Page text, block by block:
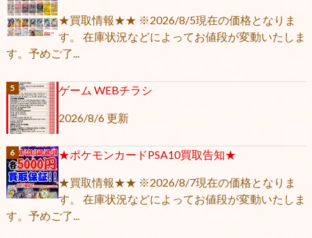
★買取情報★★ ※2026/8/5現在の価格となりま
す。 在庫状況などによってお値段が変動いたしま
す。予めご了...
ゲーム WEBチラシ
2026/8/6 更新
★ポケモンカードPSA10買取告知★
★買取情報★★ ※2026/8/7現在の価格となりま
す。 在庫状況などによってお値段が変動いたしま
す。予めご了...